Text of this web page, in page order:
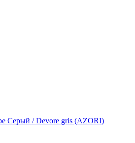
Серый / Devore gris (AZORI)